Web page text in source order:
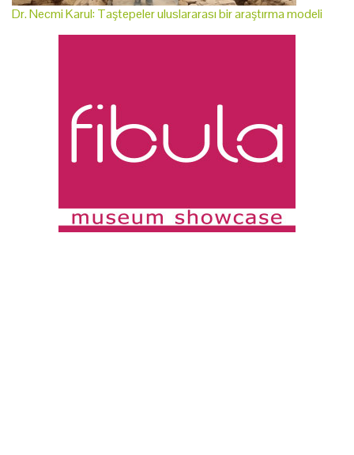
Dr. Necmi Karul: Taştepeler uluslararası bir araştırma modeli